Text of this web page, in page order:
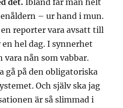
det. Ibland får man helt
– ur hand i mun.
reporter vara avsatt till
hel dag. I synnerhet
nån som vabbar.
gå på den obligatoriska
Och själv ska jag
är så slimmad i